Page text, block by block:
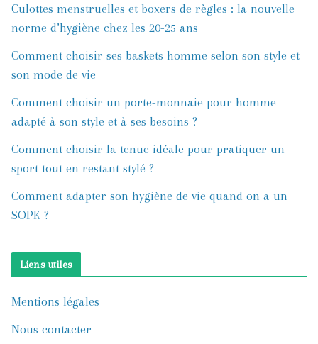
Culottes menstruelles et boxers de règles : la nouvelle
norme d’hygiène chez les 20-25 ans
Comment choisir ses baskets homme selon son style et
son mode de vie
Comment choisir un porte-monnaie pour homme
adapté à son style et à ses besoins ?
Comment choisir la tenue idéale pour pratiquer un
sport tout en restant stylé ?
Comment adapter son hygiène de vie quand on a un
SOPK ?
Liens utiles
Mentions légales
Nous contacter